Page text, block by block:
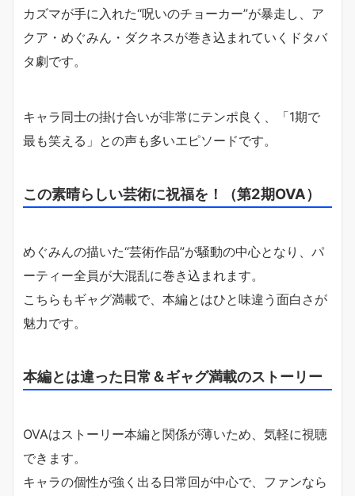
カズマが手に入れた“呪いのチョーカー”が暴走し、ア
クア・めぐみん・ダクネスが巻き込まれていくドタバ
タ劇です。
キャラ同士の掛け合いが非常にテンポ良く、「1期で
最も笑える」との声も多いエピソードです。
この素晴らしい芸術に祝福を！（第2期OVA）
めぐみんの描いた“芸術作品”が騒動の中心となり、パ
ーティー全員が大混乱に巻き込まれます。
こちらもギャグ満載で、本編とはひと味違う面白さが
魅力です。
本編とは違った日常＆ギャグ満載のストーリー
OVAはストーリー本編と関係が薄いため、気軽に視聴
できます。
キャラの個性が強く出る日常回が中心で、ファンなら